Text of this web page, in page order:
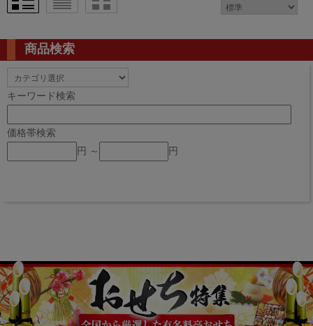
商品検索
キーワード検索
価格帯検索
円 ～
円